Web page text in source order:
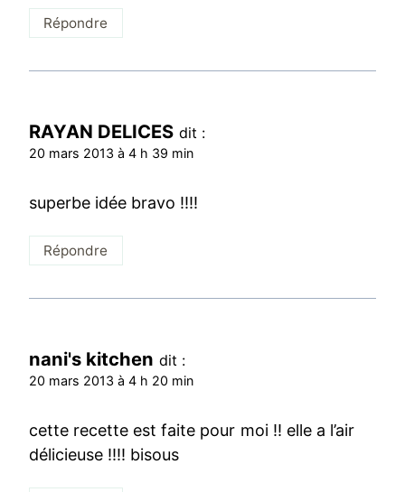
Répondre
RAYAN DELICES dit :
20 mars 2013 à 4 h 39 min
superbe idée bravo !!!!
Répondre
nani's kitchen dit :
20 mars 2013 à 4 h 20 min
cette recette est faite pour moi !! elle a l’air
délicieuse !!!! bisous